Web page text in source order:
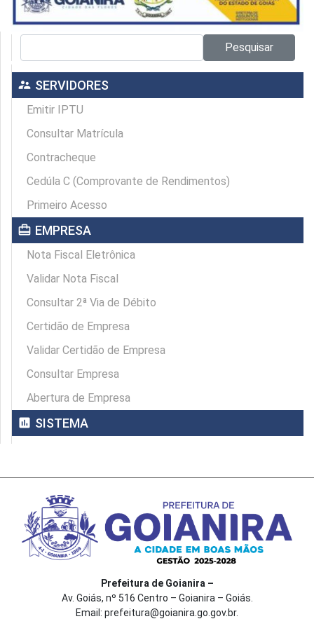
Pesquisar
supervisor_account SERVIDORES
Emitir IPTU
Consultar Matrícula
Contracheque
Cedúla C (Comprovante de Rendimentos)
Primeiro Acesso
card_travel EMPRESA
Nota Fiscal Eletrônica
Validar Nota Fiscal
Consultar 2ª Via de Débito
Certidão de Empresa
Validar Certidão de Empresa
Consultar Empresa
Abertura de Empresa
assessment SISTEMA
Prefeitura de Goianira –
Av. Goiás, nº 516 Centro – Goianira – Goiás.
Email: prefeitura@goianira.go.gov.br.